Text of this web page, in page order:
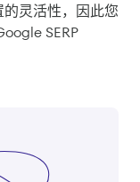
灵活性，因此您
SERP